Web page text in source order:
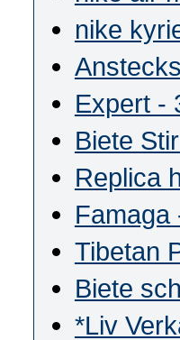
nike
Expert -
Biete
Replica
Famaga
Tibetan
Biete
*Liv